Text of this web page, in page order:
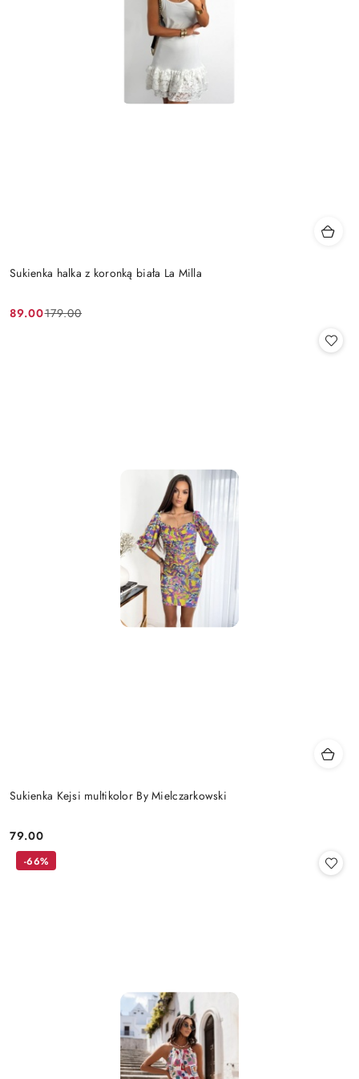
Sukienka halka z koronką biała La Milla
Cena
89.00
Cena
179.00
Sukienka Kejsi multikolor By Mielczarkowski
Cena:
79.00
-66%